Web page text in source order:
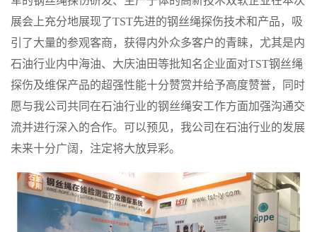
展会上充分地展现了TST先进的钢丝绳探伤技术和产品，吸
引了大量的参观客商，获得内外众多客户的青睐，尤其是内
石油行业内中海油、大庆油田等批知名企业面对TST钢丝绳
探伤及维保产品的超强性能十分赞赏并给予高度赞誉，同时
愿与我公司共同在石油行业的钢丝绳安工作方面加强沟通交
流并进行深入的合作。可以预见，我公司在石油行业的发展
未来十分广阔，注定将大放异彩。